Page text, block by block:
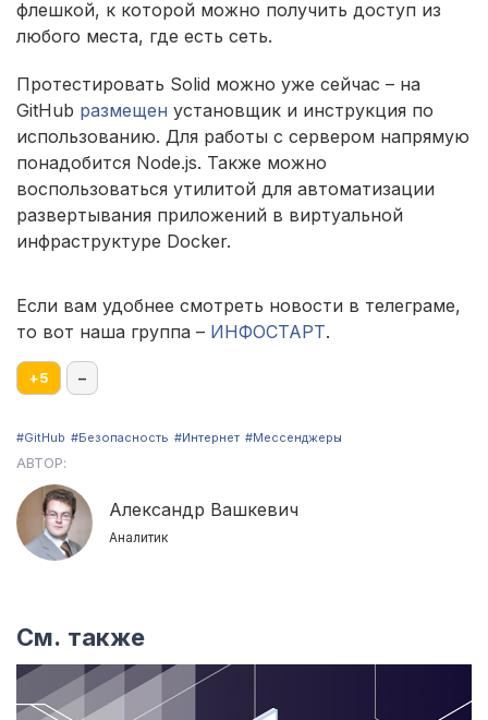
флешкой, к которой можно получить доступ из
любого места, где есть сеть.
Протестировать Solid можно уже сейчас – на
GitHub размещен установщик и инструкция по
использованию. Для работы с сервером напрямую
понадобится Node.js. Также можно
воспользоваться утилитой для автоматизации
развертывания приложений в виртуальной
инфраструктуре Docker.
Если вам удобнее смотреть новости в телеграме,
то вот наша группа – ИНФОСТАРТ.
+5 –
#GitHub #Безопасность #Интернет #Мессенджеры
АВТОР:
Александр Вашкевич
Аналитик
См. также